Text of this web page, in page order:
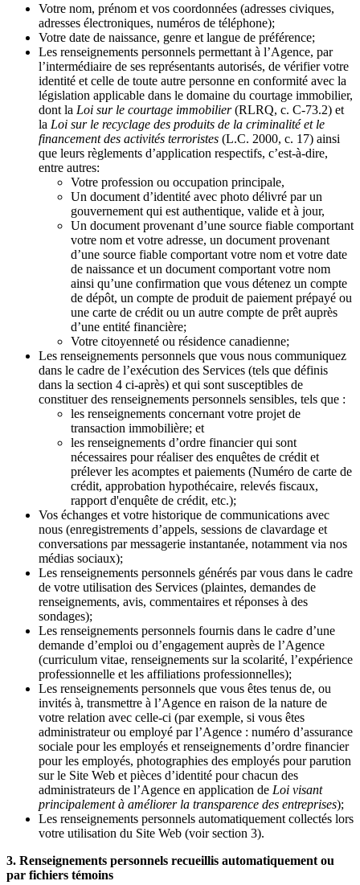
Votre nom, prénom et vos coordonnées (adresses civiques,
adresses électroniques, numéros de téléphone);
Votre date de naissance, genre et langue de préférence;
Les renseignements personnels permettant à l’Agence, par
l’intermédiaire de ses représentants autorisés, de vérifier votre
identité et celle de toute autre personne en conformité avec la
législation applicable dans le domaine du courtage immobilier,
dont la Loi sur le courtage immobilier(RLRQ, c. C-73.2) et
la Loi sur le recyclage des produits de la criminalité et le
financement des activités terroristes (L.C. 2000, c. 17) ainsi
que leurs règlements d’application respectifs, c’est-à-dire,
entre autres:
Votre profession ou occupation principale,
Un document d’identité avec photo délivré par un
gouvernement qui est authentique, valide et à jour,
Un document provenant d’une source fiable comportant
votre nom et votre adresse, un document provenant
d’une source fiable comportant votre nom et votre date
de naissance et un document comportant votre nom
ainsi qu’une confirmation que vous détenez un compte
de dépôt, un compte de produit de paiement prépayé ou
une carte de crédit ou un autre compte de prêt auprès
d’une entité financière;
Votre citoyenneté ou résidence canadienne;
Les renseignements personnels que vous nous communiquez
dans le cadre de l’exécution des Services (tels que définis
dans la section 4 ci-après) et qui sont susceptibles de
constituer des renseignements personnels sensibles, tels que :
les renseignements concernant votre projet de
transaction immobilière; et
les renseignements d’ordre financier qui sont
nécessaires pour réaliser des enquêtes de crédit et
prélever les acomptes et paiements (Numéro de carte de
crédit, approbation hypothécaire, relevés fiscaux,
rapport d'enquête de crédit, etc.);
Vos échanges et votre historique de communications avec
nous (enregistrements d’appels, sessions de clavardage et
conversations par messagerie instantanée, notamment via nos
médias sociaux);
Les renseignements personnels générés par vous dans le cadre
de votre utilisation des Services (plaintes, demandes de
renseignements, avis, commentaires et réponses à des
sondages);
Les renseignements personnels fournis dans le cadre d’une
demande d’emploi ou d’engagement auprès de l’Agence
(curriculum vitae, renseignements sur la scolarité, l’expérience
professionnelle et les affiliations professionnelles);
Les renseignements personnels que vous êtes tenus de, ou
invités à, transmettre à l’Agence en raison de la nature de
votre relation avec celle-ci (par exemple, si vous êtes
administrateur ou employé par l’Agence : numéro d’assurance
sociale pour les employés et renseignements d’ordre financier
pour les employés, photographies des employés pour parution
sur le Site Web et pièces d’identité pour chacun des
administrateurs de l’Agence en application de Loi visant
principalement à améliorer la transparence des entreprises);
Les renseignements personnels automatiquement collectés lors
votre utilisation du Site Web (voir section 3).
3. Renseignements personnels recueillis automatiquement ou
par fichiers témoins